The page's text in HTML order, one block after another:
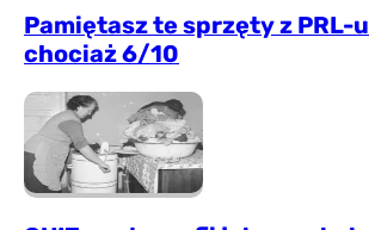
Pamiętasz te sprzęty z PRL-
chociaż 6/10